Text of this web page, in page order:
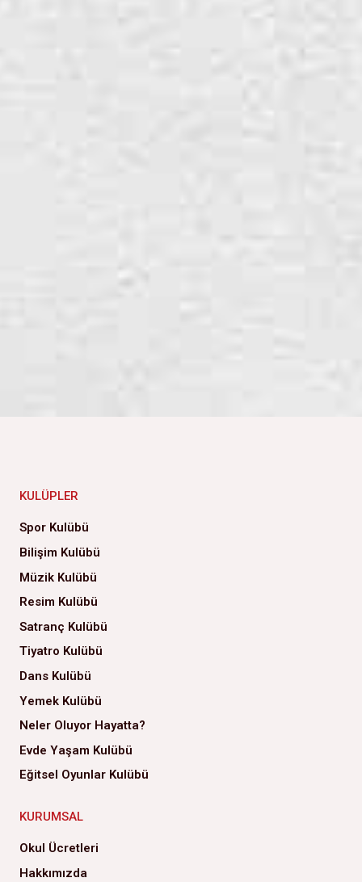
KULÜPLER
Spor Kulübü
Bilişim Kulübü
Müzik Kulübü
Resim Kulübü
Satranç Kulübü
Tiyatro Kulübü
Dans Kulübü
Yemek Kulübü
Neler Oluyor Hayatta?
Evde Yaşam Kulübü
Eğitsel Oyunlar Kulübü
KURUMSAL
Okul Ücretleri
Hakkımızda